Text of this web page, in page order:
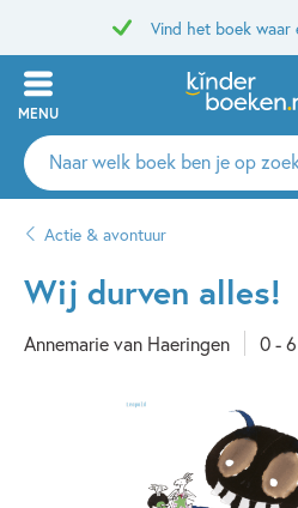
Vind het boek
MENU
Zoeken
naar
auteurs
uitgevers
Actie & avontuur
Wij durven alles!
Annemarie van Haeringen 0 -